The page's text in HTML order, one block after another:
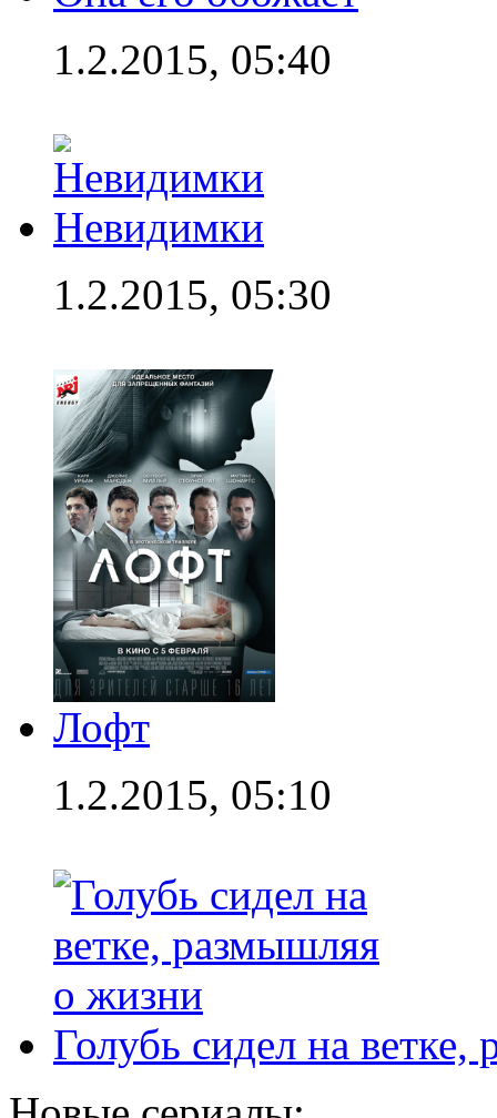
1.2.2015, 05:40
Невидимки
1.2.2015, 05:30
Лофт
1.2.2015, 05:10
Голубь сидел на